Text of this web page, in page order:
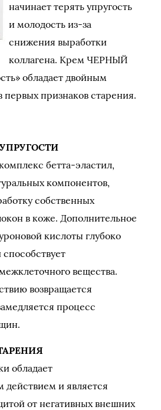
начинает терять упругость
и молодость из-за
снижения выработки
коллагена. Крем ЧЕРНЫЙ
обладает двойным
признаков старения.
бетта-эластил,
компонентов,
собственных
в коже. Дополнительное
кислоты глубоко
вещества.
возвращается
процесс
обладает
действием и является
от негативных внешних